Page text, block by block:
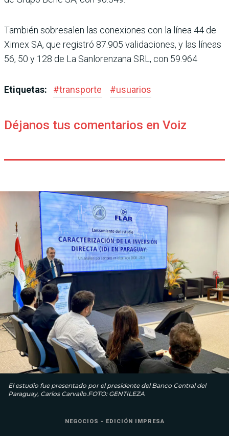
También sobresalen las conexiones con la línea 44 de
Ximex SA, que registró 87.905 validaciones, y las líneas
56, 50 y 128 de La Sanlorenzana SRL, con 59.964
Etiquetas: #transporte #usuarios
Déjanos tus comentarios en Voiz
El estudio fue presentado por el presidente del Banco Central del
Paraguay, Carlos Carvallo.FOTO: GENTILEZA
NEGOCIOS - EDICIÓN IMPRESA